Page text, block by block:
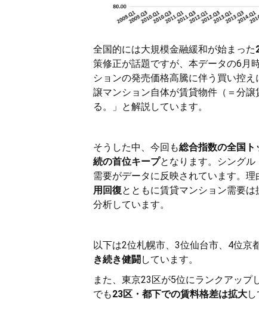
全国的には大規模金融緩和が始まった
策修正が話題ですが、本データの6月
ションの発売価格高騰に伴う買い控
譲マンション自体が賃貸物件（＝分
る。」と解説しています。
そうした中、今回も総合指数の全国ト
続の首位キープとなります。シング
需要がデータに反映されています。
用回復とともに賃貸マンション需要
分析しています。
以下は2位札幌市、3位仙台市、4位京
き続き健闘 しています。
また、東京23区が5位にランクアップ
でも23区・都下での賃料格差は拡大